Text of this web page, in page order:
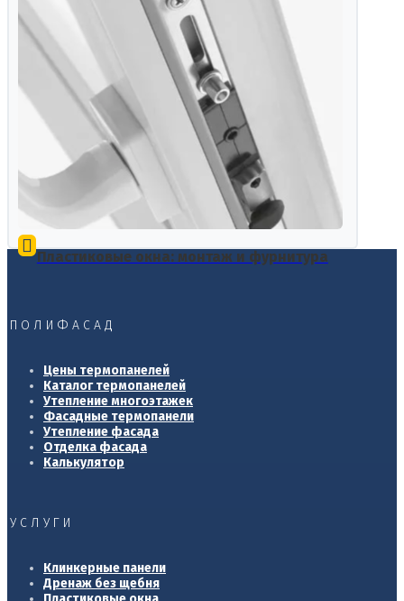
Пластиковые окна: монтаж и фурнитура
ПОЛИФАСАД
Цены термопанелей
Каталог термопанелей
Утепление многоэтажек
Фасадные термопанели
Утепление фасада
Отделка фасада
Калькулятор
УСЛУГИ
Клинкерные панели
Дренаж без щебня